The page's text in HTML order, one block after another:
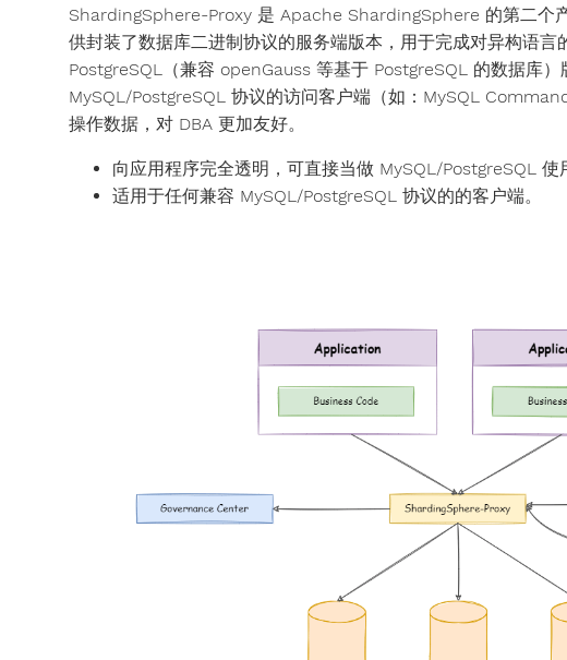
ShardingSphere-Proxy 是 Apache ShardingSphere 的第二个
供封装了数据库二进制协议的服务端版本，用于完成对异构语言
PostgreSQL（兼容 openGauss 等基于 PostgreSQL 的数据库
MySQL/PostgreSQL 协议的访问客户端（如：MySQL
操作数据，对 DBA 更加友好。
向应用程序完全透明，可直接当做 MySQL/PostgreSQL 使
适用于任何兼容 MySQL/PostgreSQL 协议的的客户端。